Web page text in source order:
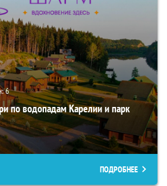
6
по водопадам Карелии и парк
ПОДРОБНЕЕ